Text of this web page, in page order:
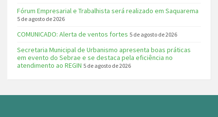
Fórum Empresarial e Trabalhista será realizado em Saquarema
5 de agosto de 2026
COMUNICADO: Alerta de ventos fortes 5 de agosto de 2026
Secretaria Municipal de Urbanismo apresenta boas práticas
em evento do Sebrae e se destaca pela eficiência no
atendimento ao REGIN 5 de agosto de 2026